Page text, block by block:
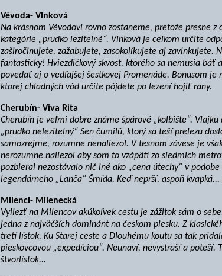
Vévoda- Vlnková
Na krásnom Vévodovi rovno zostaneme, pretože presne
kategórie „prudko lezitelné“. Vlnková je celkom určite
zaširočinujete, zažabujete, zasokolíkujete aj zavlnkujete.
fantasticky! Hviezdičkový skvost, ktorého sa nemusia báť
povedať aj o vedľajšej šestkovej Promenáde. Bonusom je
ktorej chladných vôd určite pôjdete po lezení hojiť rany.
Cherubín- Viva Rita
Cherubín je veľmi dobre známe špárové „kolbište“.
„prudko nelezitelný“ Sen čumilů, ktorý sa teší prelezu
samozrejme, rozumne nenaliezol. V tesnom závese je
nerozumne naliezol aby som to vzápätí zo siedmich
pozbieral nezostávalo nič iné ako „cena útechy“ v
legendárneho „Lanča“ Šmída. Keď neprší, aspoň
Milenci- Milenecká
Vyliezť na Milencov akúkoľvek cestu je zážitok sám o
jedna z najväčších dominánt na českom piesku. Z
tretí lístok. Ku Starej ceste a Dlouhému koutu sa tak
pieskovcovou „expedíciou“. Neunaví, nevystraší a poteší.
štvorlístok...